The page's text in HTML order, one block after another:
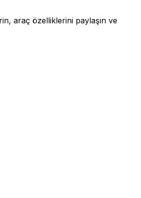
araç özelliklerini paylaşın ve